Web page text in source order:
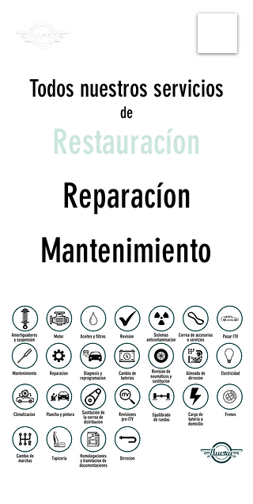
Todos nuestros servicios
de
Restauracíon
Reparacíon
Mantenimiento